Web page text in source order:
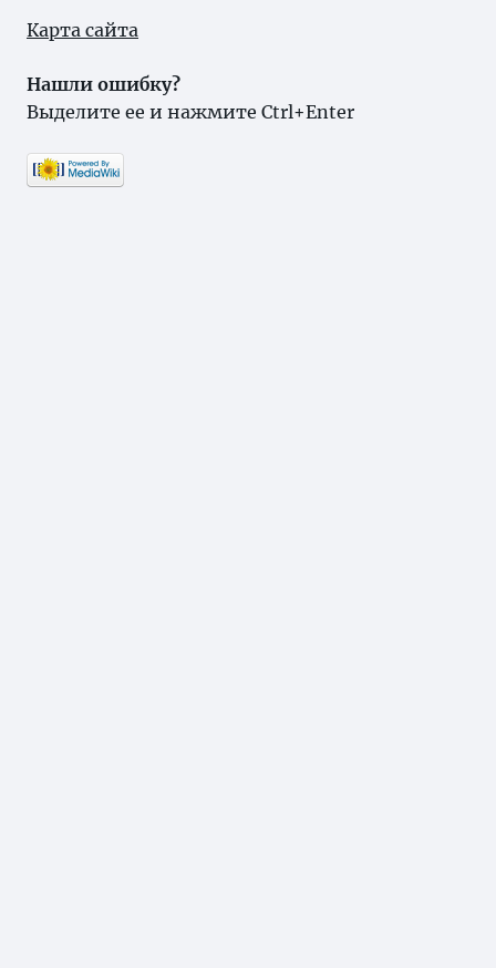
Карта сайта
Нашли ошибку?
Выделите ее и нажмите Ctrl+Enter